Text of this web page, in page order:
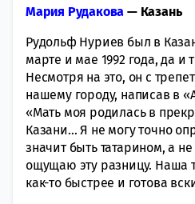
Мария Рудакова — Казань
Рудольф Нуриев был в
марте и мае 1992 года, да и
Несмотря на это, он с
нашему городу, написав в
«Мать моя родилась в
Казани… Я не могу точно
значит быть татарином, а
ощущаю эту разницу. Наша
как-то быстрее и готова